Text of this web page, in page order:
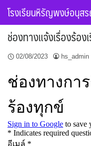
content
โรงเรียนหิรัญพงษ์อนุส
ช่องทางแจ้งเรื่องร้อ
02/08/2023 hs_admin